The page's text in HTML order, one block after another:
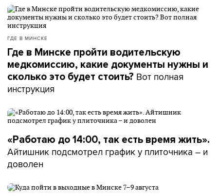
ГДЕ В МИНСКЕ
Где в Минске пройти водительскую
медкомиссию, какие документы нужны и
сколько это будет стоить? Вот полная
инструкция
«Работаю до 14:00, так есть время жить».
Айтишник подсмотрел график у плиточника – и
доволен